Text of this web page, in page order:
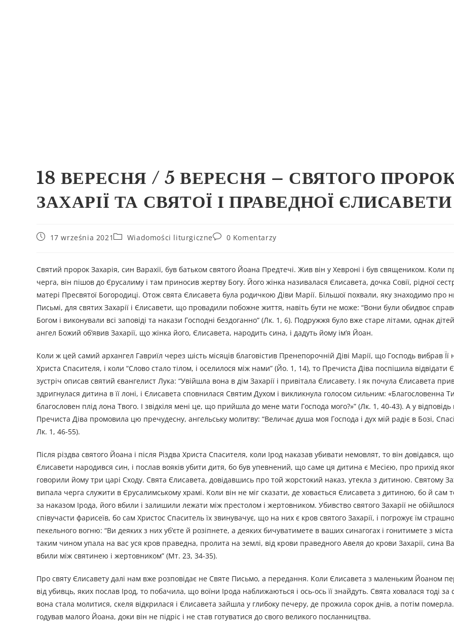
18 ВЕРЕСНЯ / 5 ВЕРЕСНЯ – СВЯТОГО
ЗАХАРІЇ ТА СВЯТОЇ І ПРАВЕДНОЇ ЄЛИСАВЕТИ
17 września 2021 Wiadomości liturgiczne 0 Komentarzy
Святий пророк Захарія, син Варахії, був батьком святого Йоана Предтечі. Жив він у Хевроні і був священиком. Коли
черга, він пішов до Єрусалиму і там приносив жертву Богу. Його жінка називалася Єлисавета, дочка Совії, рідної
матері Пресвятої Богородиці. Отож свята Єлисавета була родичкою Діви Марії. Більшої похвали, яку знаходимо про
Письмі, для святих Захарії і Єлисавети, що провадили побожне життя, навіть бути не може: “Вони були обидвоє
Богом і виконували всі заповіді та накази Господні бездоганно” (Лк. 1, 6). Подружжя було вже старе літами, однак
ангел Божий об’явив Захарії, що жінка його, Єлисавета, народить сина, і дадуть йому ім’я Йоан.
Коли ж цей самий архангел Гавриїл через шість місяців благовістив Пренепорочній Діві Марії, що Господь вибрав Її
Христа Спасителя, і коли “Слово стало тілом, і оселилося між нами” (Йо. 1, 14), то Пречиста Діва поспішила відвідати
зустріч описав святий євангелист Лука: “Увійшла вона в дім Захарії і привітала Єлисавету. І як почула Єлисавета
здригнулася дитина в її лоні, і Єлисавета сповнилася Святим Духом і викликнула голосом сильним: «Благословенна
благословен плід лона Твого. І звідкіля мені це, що прийшла до мене мати Господа мого?»” (Лк. 1, 40-43). А у
Пречиста Діва промовила цю пречудесну, ангельську молитву: “Величає душа моя Господа і дух мій радіє в Бозі,
Лк. 1, 46-55).
Після різдва святого Йоана і після Різдва Христа Спасителя, коли Ірод наказав убивати немовлят, то він довідався, що
Єлисавети народився син, і послав вояків убити дитя, бо був упевнений, що саме ця дитина є Месією, про прихід
говорили йому три царі Сходу. Свята Єлисавета, довідавшись про той жорстокий наказ, утекла з дитиною. Святому
випала черга служити в Єрусалимському храмі. Коли він не міг сказати, де ховається Єлисавета з дитиною, бо й сам
за наказом Ірода, його вбили і залишили лежати між престолом і жертовником. Убивство святого Захарії не
співучасти фарисеїв, бо сам Христос Спаситель їх звинувачує, що на них є кров святого Захарії, і погрожує їм
пекельного вогню: “Ви деяких з них уб’єте й розіпнете, а деяких бичуватимете в ваших синагогах і гонитимете з
таким чином упала на вас уся кров праведна, пролита на землі, від крови праведного Авеля до крови Захарії, сина
вбили між святинею і жертовником” (Мт. 23, 34-35).
Про святу Єлисавету далі нам вже розповідає не Святе Письмо, а передання. Коли Єлисавета з маленьким Йоаном
від убивць, яких послав Ірод, то побачила, що воїни Ірода наближаються і ось-ось її знайдуть. Свята ховалася тоді за
вона стала молитися, скеля відкрилася і Єлисавета зайшла у глибоку печеру, де прожила сорок днів, а потім
годував малого Йоана, доки він не підріс і не став готуватися до свого великого посланництва.